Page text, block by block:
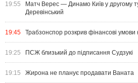
19:55
Матч Верес — Динамо Київ у другому
Деревінський
19:45 Трабзонспор розкрив фінансові
19:25 ПСЖ близький до підписання Судзукі
19:15 Жирона не планує продавати Ваната